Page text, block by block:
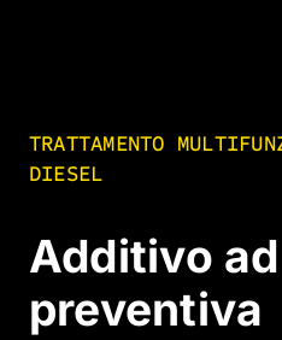
TRATTAMENTO
DIESEL
Additivo
preventiva